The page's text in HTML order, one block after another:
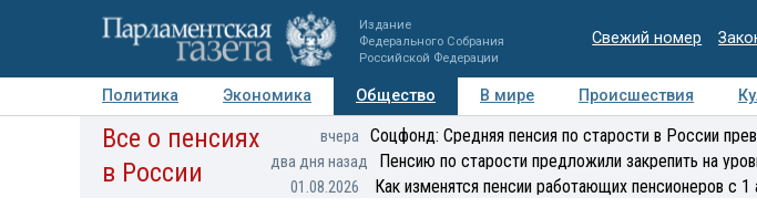
Издание
Федерального Собрания
Российской Федерации
Свежий номер
Политика Экономика Общество В мире Происшествия
Авторы Персоны Мнения Регионы Медиацентр Интервью
Все о пенсиях
в России
вчера Соцфонд: Средняя пенсия по старости в России
два дня назад Пенсию по старости предложили закрепить на
01.08.2026 Как изменятся пенсии работающих пенсионеров с 1